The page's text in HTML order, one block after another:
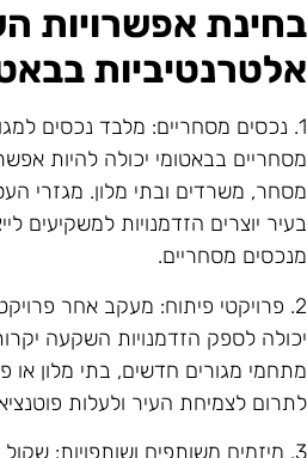
אפשרויות
1. נכסים מסחריים: מלבד נכסים
בבאטומי יכולה להיות
משרדים ובתי מלון. מגזרי
יוצרים הזדמנויות למשקיעים
מסחריים.
2. פרויקטי פיתוח: מעקב אחר
לספק הזדמנויות השקעה
מגורים חדשים, בתי מלון או
לצמיחת העיר ולעלות
3. מיזמים משותפים ושותפויות: